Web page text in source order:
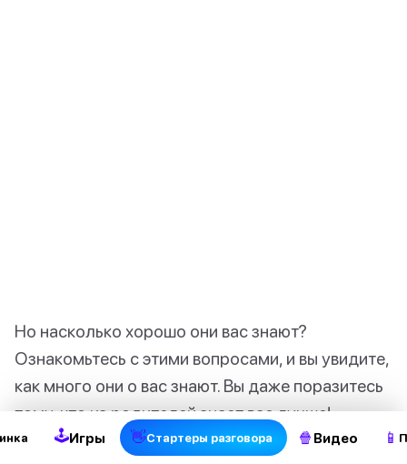
2
Но насколько хорошо они вас знают?
Ознакомьтесь с этими вопросами, и вы увидите,
как много они о вас знают. Вы даже поразитесь
тому, кто из родителей знает вас лучше!
🕹Игры 👋Стартеры разговора 🍿 Видео 📱